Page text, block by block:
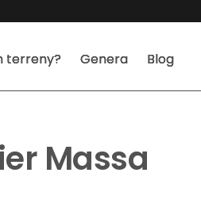
terreny? Genera Blog
Massa